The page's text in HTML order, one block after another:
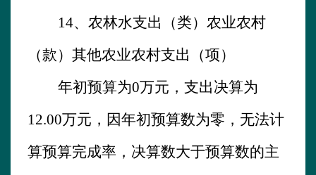
14、农林水支出（类）农业农村
（款）其他农业农村支出（项）
年初预算为0万元，支出决算为
12.00万元，因年初预算数为零，无法计
算预算完成率，决算数大于预算数的主